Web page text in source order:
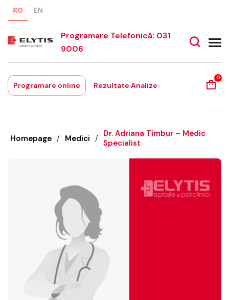
RO EN
Programare Telefonică: 031
9006
Programare online Rezultate Analize
0
Homepage / Medici / Dr. Adriana Timbur – Medic
Specialist